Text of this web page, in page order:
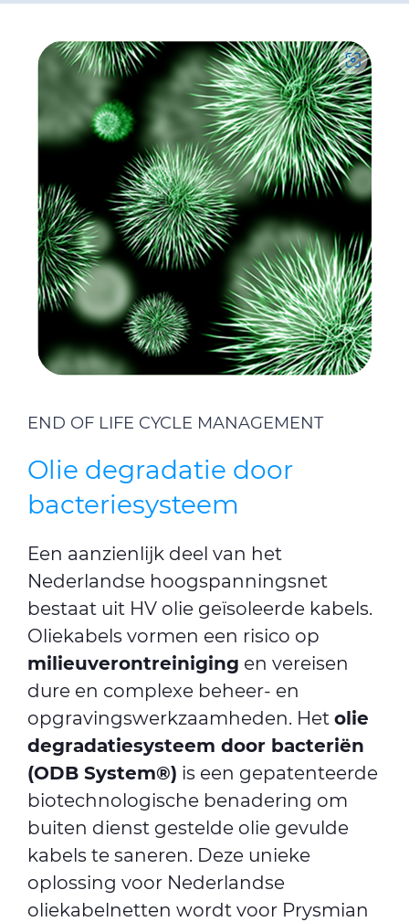
END OF LIFE CYCLE MANAGEMENT
Olie degradatie door
bacteriesysteem
Een aanzienlijk deel van het
Nederlandse hoogspanningsnet
bestaat uit HV olie geïsoleerde kabels.
Oliekabels vormen een risico op
milieuverontreiniging en vereisen
dure en complexe beheer- en
opgravingswerkzaamheden. Het olie
degradatiesysteem door bacteriën
(ODB System®) is een gepatenteerde
biotechnologische benadering om
buiten dienst gestelde olie gevulde
kabels te saneren. Deze unieke
oplossing voor Nederlandse
oliekabelnetten wordt voor Prysmian